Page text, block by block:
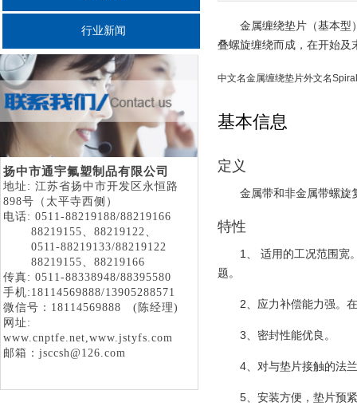
金属缠绕垫片（基本型
叠螺旋缠绕而成，在开始及
中文名金属缠绕垫片外文名
基本信息
定义
金属带和非金属带螺旋
特性
1、 适用的工况范围宽
题。
2、应力补偿能力强。
3、密封性能优良。
4、对与垫片接触的法
5、安装方便，垫片预
行业新闻
扬中市通宇氟塑制品有限公司
地址: 江苏省扬中市开发区永恒路
898号（太平寺西侧）
电话: 0511-88219188/88219166
88219155、88219122、
0511-88219133/88219122
88219155、88219166
传真: 0511-88338948/88395580
手机:18114569888/13905288571
微信号：18114569888 (陈经理)
网址:
www.cnptfe.net,www.jstyfs.com
邮箱：jsccsh@126.com